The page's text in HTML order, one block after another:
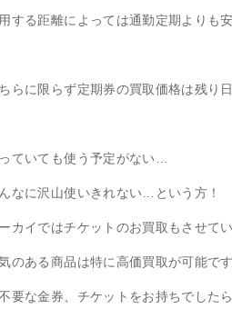
する距離によっては通勤定期よりも
らに限らず定期券の買取価格は残り
ていても使う予定がない…
なに沢山使いきれない…という方！
カイではチケットのお買取もさせて
のある商品は特に高価買取が可能です
要な金券、チケットをお持ちでした